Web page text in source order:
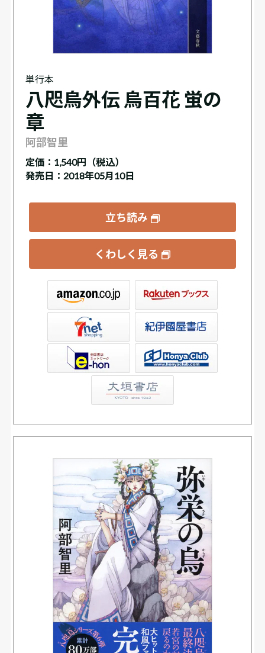
単行本
八咫烏外伝 烏百花 蛍の
章
阿部智里
定価： 1,540円（税込）
発売日：2018年05月10日
立ち読み
くわしく見る
書店ウェブストア